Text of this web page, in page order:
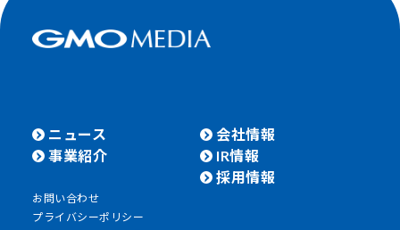
ニュース
事業紹介
会社情報
IR情報
採用情報
お問い合わせ
プライバシーポリシー